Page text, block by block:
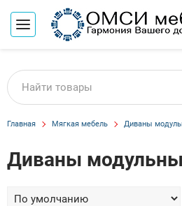
Главная Мягкая мебель Диваны
Диваны